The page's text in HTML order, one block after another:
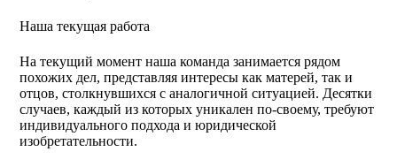
Наша текущая работа
На текущий момент наша команда занимается рядом
похожих дел, представляя интересы как матерей, так и
отцов, столкнувшихся с аналогичной ситуацией. Десятки
случаев, каждый из которых уникален по-своему, требуют
индивидуального подхода и юридической
изобретательности.